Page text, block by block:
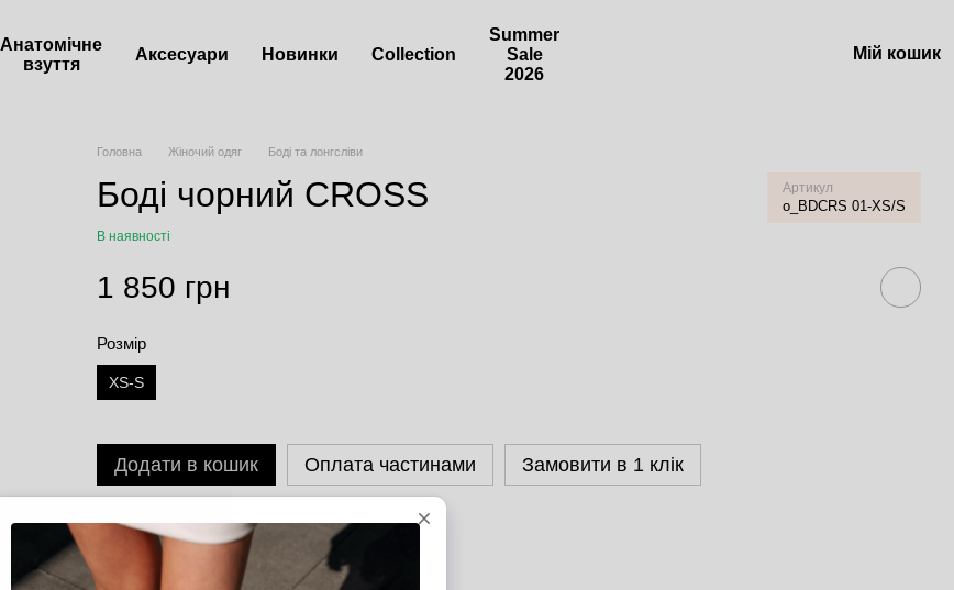
Анатомічне
взуття
Аксесуари Новинки Сollection
Summer
Sale
2026
Мій кошик
Головна Жіночий одяг Боді та лонгсліви
Боді чорний CROSS Артикул
o_BDCRS 01-XS/S
В наявності
1 850 грн
Розмір
XS-S
Додати в кошик Оплата частинами Замовити в 1 клік
MONO ЧАСТИНАМИ
5 платежів по 370.00 грн